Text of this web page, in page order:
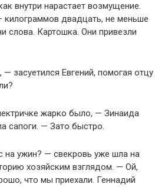
внутри нарастает возмущение.
килограммов двадцать, не меньше
слова. Картошка. Они привезли
засуетился Евгений, помогая отцу
жарко было, — Зинаида
сапоги. — Зато быстро.
на ужин? — свекровь уже шла на
хозяйским взглядом. — Ой,
что мы приехали. Геннадий